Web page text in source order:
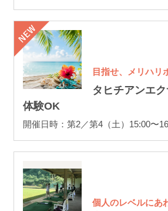
目指せ、メリハリ
タヒチアンエ
体験OK
開催日時：第2／第4（土）15:00〜
個人のレベルにあ